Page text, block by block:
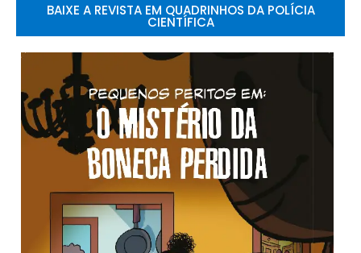
BAIXE A REVISTA EM QUADRINHOS DA POLÍCIA
CIENTÍFICA